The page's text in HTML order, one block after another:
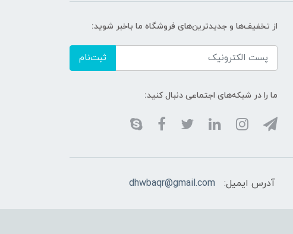
از تخفیف‌ها و جدیدترین‌های فروشگاه ما باخبر شوید:
ثبت‌نام
ما را در شبکه‌های اجتماعی دنبال کنید:
آدرس ایمیل: dhwbaqr@gmail.com